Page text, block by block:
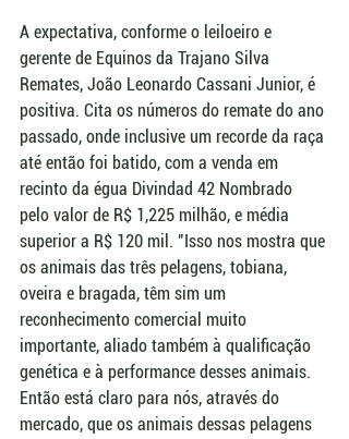
A expectativa, conforme o leiloeiro e
gerente de Equinos da Trajano Silva
Remates, João Leonardo Cassani Junior, é
positiva. Cita os números do remate do ano
passado, onde inclusive um recorde da raça
até então foi batido, com a venda em
recinto da égua Divindad 42 Nombrado
pelo valor de R$ 1,225 milhão, e média
superior a R$ 120 mil. "Isso nos mostra que
os animais das três pelagens, tobiana,
oveira e bragada, têm sim um
reconhecimento comercial muito
importante, aliado também à qualificação
genética e à performance desses animais.
Então está claro para nós, através do
mercado, que os animais dessas pelagens